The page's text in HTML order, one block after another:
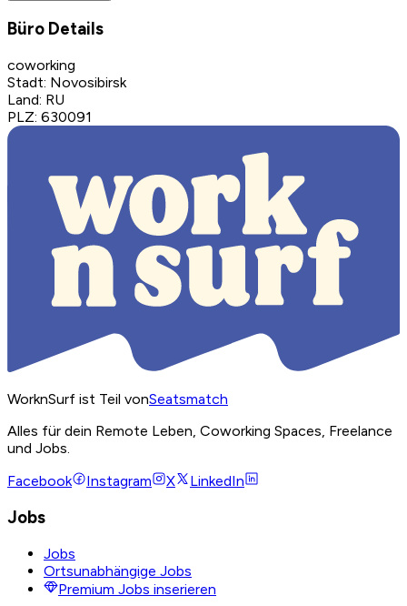
Büro Details
coworking
Stadt: Novosibirsk
Land: RU
PLZ: 630091
WorknSurf ist Teil vonSeatsmatch
Alles für dein Remote Leben, Coworking Spaces, Freelance
und Jobs.
Facebook
Instagram X LinkedIn
Jobs
Jobs
Ortsunabhängige Jobs
Premium Jobs inserieren